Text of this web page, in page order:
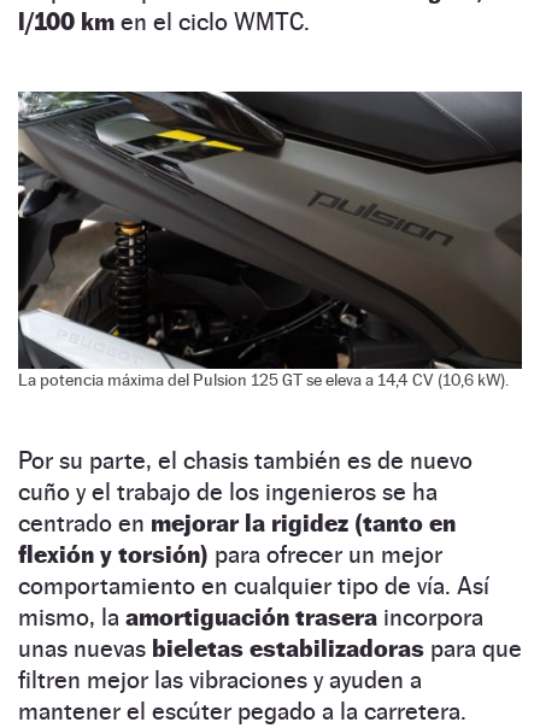
l/100 km en el ciclo WMTC.
La potencia máxima del Pulsion 125 GT se eleva a 14,4 CV (10,6 kW).
Por su parte, el chasis también es de nuevo
cuño y el trabajo de los ingenieros se ha
centrado en mejorar la rigidez (tanto en
flexión y torsión) para ofrecer un mejor
comportamiento en cualquier tipo de vía. Así
mismo, la amortiguación trasera incorpora
unas nuevas bieletas estabilizadoras para que
filtren mejor las vibraciones y ayuden a
mantener el escúter pegado a la carretera.